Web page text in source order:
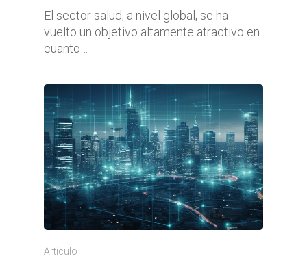
El sector salud, a nivel global, se ha
vuelto un objetivo altamente atractivo en
cuanto…
Artículo